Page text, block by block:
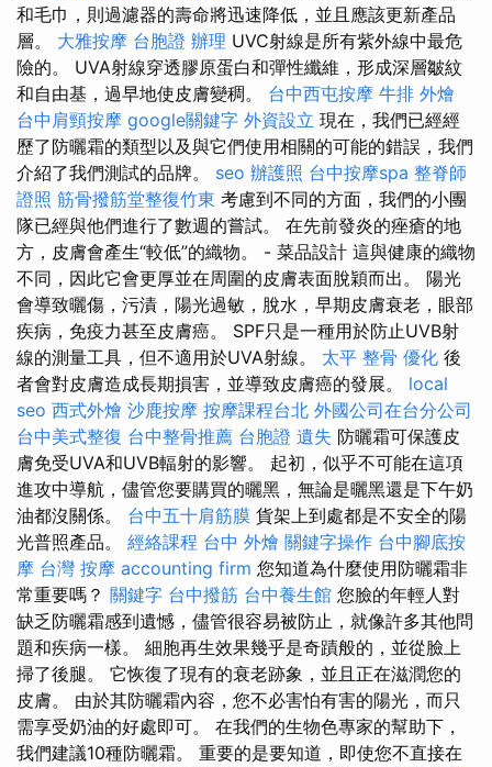
和毛巾，則過濾器的壽命將迅速降低，並且應該更新產品
層。 大雅按摩 台胞證 辦理 UVC射線是所有紫外線中最危
險的。 UVA射線穿透膠原蛋白和彈性纖維，形成深層皺紋
和自由基，過早地使皮膚變稠。 台中西屯按摩 牛排 外燴
台中肩頸按摩 google關鍵字 外資設立 現在，我們已經經
歷了防曬霜的類型以及與它們使用相關的可能的錯誤，我們
介紹了我們測試的品牌。 seo 辦護照 台中按摩spa 整脊師
證照 筋骨撥筋堂整復竹東 考慮到不同的方面，我們的小團
隊已經與他們進行了數週的嘗試。 在先前發炎的痤瘡的地
方，皮膚會產生“較低”的織物。 - 菜品設計 這與健康的織物
不同，因此它會更厚並在周圍的皮膚表面脫穎而出。 陽光
會導致曬傷，污漬，陽光過敏，脫水，早期皮膚衰老，眼部
疾病，免疫力甚至皮膚癌。 SPF只是一種用於防止UVB射
線的測量工具，但不適用於UVA射線。 太平 整骨 優化 後
者會對皮膚造成長期損害，並導致皮膚癌的發展。 local
seo 西式外燴 沙鹿按摩 按摩課程台北 外國公司在台分公司
台中美式整復 台中整骨推薦 台胞證 遺失 防曬霜可保護皮
膚免受UVA和UVB輻射的影響。 起初，似乎不可能在這項
進攻中導航，儘管您要購買的曬黑，無論是曬黑還是下午奶
油都沒關係。 台中五十肩筋膜 貨架上到處都是不安全的陽
光普照產品。 經絡課程 台中 外燴 關鍵字操作 台中腳底按
摩 台灣 按摩 accounting firm 您知道為什麼使用防曬霜非
常重要嗎？ 關鍵字 台中撥筋 台中養生館 您臉的年輕人對
缺乏防曬霜感到遺憾，儘管很容易被防止，就像許多其他問
題和疾病一樣。 細胞再生效果幾乎是奇蹟般的，並從臉上
掃了後腿。 它恢復了現有的衰老跡象，並且正在滋潤您的
皮膚。 由於其防曬霜內容，您不必害怕有害的陽光，而只
需享受奶油的好處即可。 在我們的生物色專家的幫助下，
我們建議10種防曬霜。 重要的是要知道，即使您不直接在